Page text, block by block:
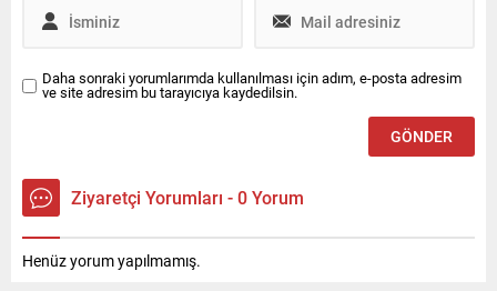
Daha sonraki yorumlarımda kullanılması için adım, e-posta adresim
ve site adresim bu tarayıcıya kaydedilsin.
Ziyaretçi Yorumları - 0 Yorum
Henüz yorum yapılmamış.